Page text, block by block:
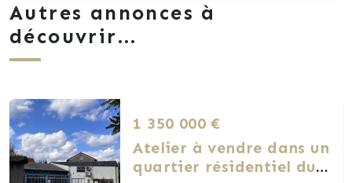
Autres annonces à
découvrir...
1 350 000 €
Atelier à vendre dans un
quartier résidentiel du